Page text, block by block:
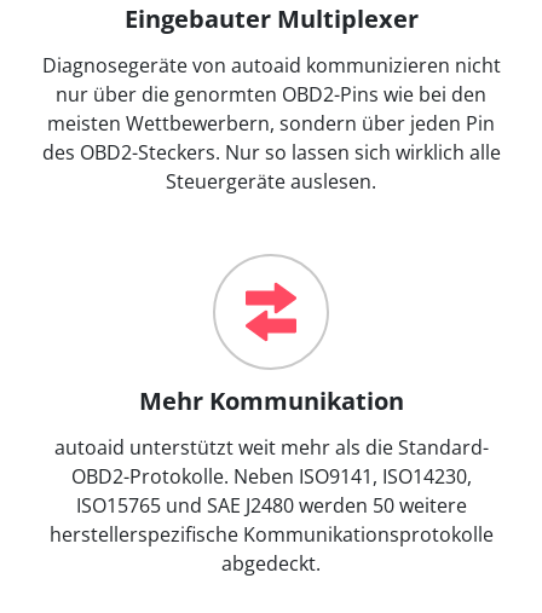
Eingebauter Multiplexer
Diagnosegeräte von autoaid kommunizieren nicht
nur über die genormten OBD2-Pins wie bei den
meisten Wettbewerbern, sondern über jeden Pin
des OBD2-Steckers. Nur so lassen sich wirklich alle
Steuergeräte auslesen.
Mehr Kommunikation
autoaid unterstützt weit mehr als die Standard-
OBD2-Protokolle. Neben ISO9141, ISO14230,
ISO15765 und SAE J2480 werden 50 weitere
herstellerspezifische Kommunikationsprotokolle
abgedeckt.